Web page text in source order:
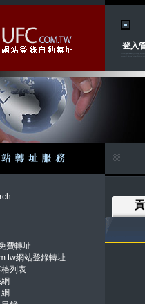
登入
費轉址
網站登錄轉址
列表